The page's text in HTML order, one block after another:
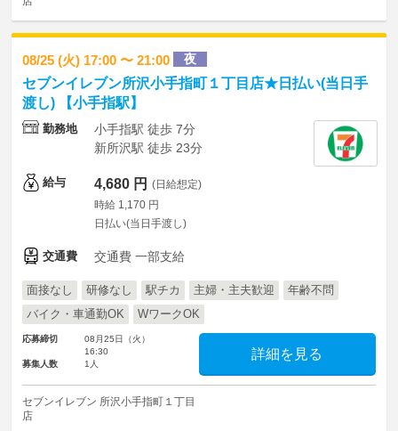
08/25 (火) 17:00 〜 21:00 夜
セブンイレブン所沢小手指町１丁目店★日払い(当日手
渡し) 【小手指駅】
勤務地
小手指駅 徒歩 7分
新所沢駅 徒歩 23分
給与 4,680 円 (日給想定)
時給 1,170 円
日払い(当日手渡し)
交通費 交通費 一部支給
面接なし 研修なし 駅チカ 主婦・主夫歓迎
年齢不問
バイク・車通勤OK
WワークOK
応募締切
08月25日（火）
16:30
募集人数
1人
詳細を見る
セブンイレブン 所沢小手指町１丁目
店